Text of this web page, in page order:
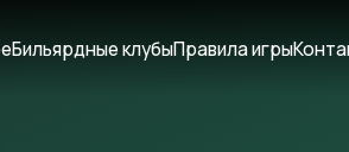
Бильярдные клубыПравила игры